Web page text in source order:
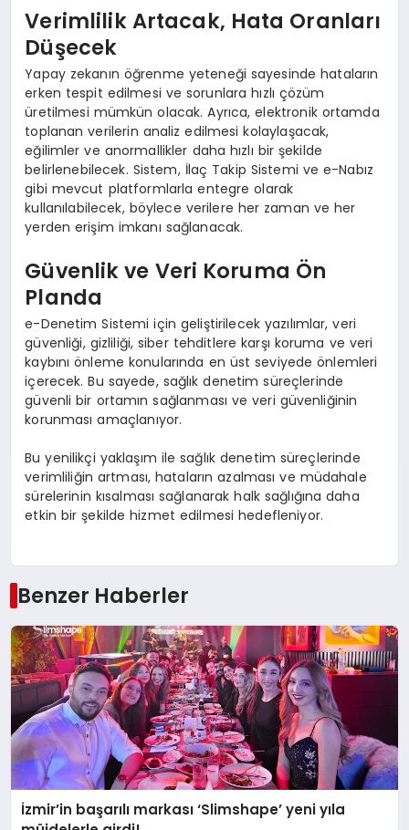
Verimlilik Artacak, Hata Oranları
Düşecek
Yapay zekanın öğrenme yeteneği sayesinde hataların
erken tespit edilmesi ve sorunlara hızlı çözüm
üretilmesi mümkün olacak. Ayrıca, elektronik ortamda
toplanan verilerin analiz edilmesi kolaylaşacak,
eğilimler ve anormallikler daha hızlı bir şekilde
belirlenebilecek. Sistem, İlaç Takip Sistemi ve e-Nabız
gibi mevcut platformlarla entegre olarak
kullanılabilecek, böylece verilere her zaman ve her
yerden erişim imkanı sağlanacak.
Güvenlik ve Veri Koruma Ön
Planda
e-Denetim Sistemi için geliştirilecek yazılımlar, veri
güvenliği, gizliliği, siber tehditlere karşı koruma ve veri
kaybını önleme konularında en üst seviyede önlemleri
içerecek. Bu sayede, sağlık denetim süreçlerinde
güvenli bir ortamın sağlanması ve veri güvenliğinin
korunması amaçlanıyor.
Bu yenilikçi yaklaşım ile sağlık denetim süreçlerinde
verimliliğin artması, hataların azalması ve müdahale
sürelerinin kısalması sağlanarak halk sağlığına daha
etkin bir şekilde hizmet edilmesi hedefleniyor.
Benzer Haberler
İzmir’in başarılı markası ‘Slimshape’ yeni yıla